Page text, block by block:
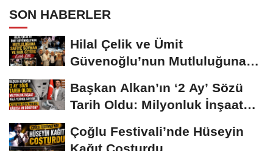
SON HABERLER
Hilal Çelik ve Ümit
Güvenoğlu’nun Mutluluğuna
Başkan Alkan’ın ‘2 Ay’ Sözü
Tarih Oldu: Milyonluk İnşaat
Çoğlu Festivali’nde Hüseyin
Kağıt Coşturdu